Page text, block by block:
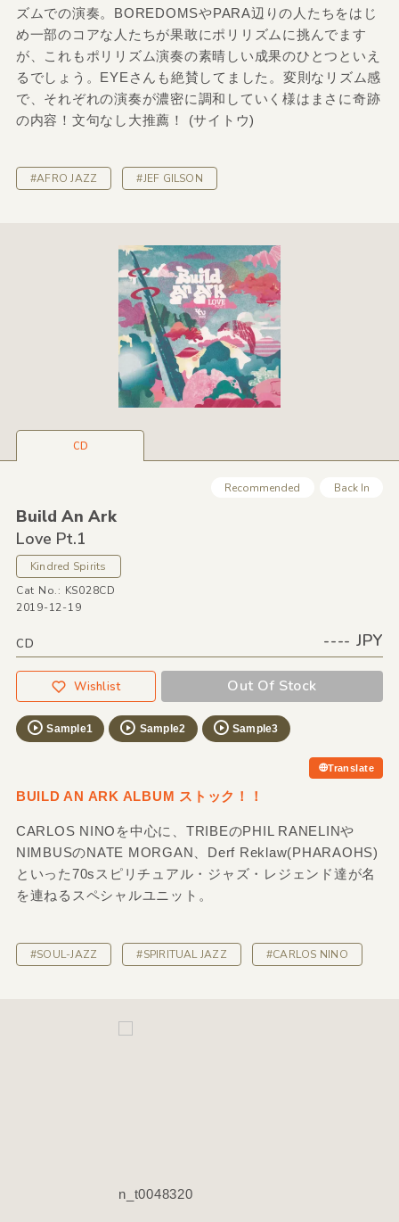
ズムでの演奏。BOREDOMSやPARA辺りの人たちをはじ
め一部のコアな人たちが果敢にポリリズムに挑んでます
が、これもポリリズム演奏の素晴しい成果のひとつといえ
るでしょう。EYEさんも絶賛してました。変則なリズム感
で、それぞれの演奏が濃密に調和していく様はまさに奇跡
の内容！文句なし大推薦！ (サイトウ)
#AFRO JAZZ #JEF GILSON
CD
Recommended Back In
Build An Ark
Love Pt.1
Kindred Spirits
Cat No.: KS028CD
2019-12-19
CD ---- JPY
Wishlist Out Of Stock
Sample1 Sample2 Sample3
Translate
BUILD AN ARK ALBUM ストック！！
CARLOS NINOを中心に、TRIBEのPHIL RANELINや
NIMBUSのNATE MORGAN、Derf Reklaw(PHARAOHS)
といった70sスピリチュアル・ジャズ・レジェンド達が名
を連ねるスペシャルユニット。
#SOUL-JAZZ #SPIRITUAL JAZZ #CARLOS NINO
n_t0048320